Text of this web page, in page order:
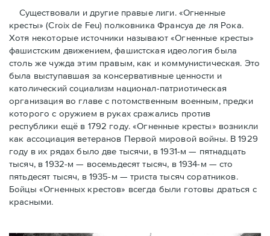
Существовали и другие правые лиги. «Огненные
кресты» (Croix de Feu) полковника Франсуа де ля Рока.
Хотя некоторые источники называют «Огненные крeсты»
фашистским движением, фашистская идеология была
столь же чужда этим правым, как и коммунистическая. Это
была выступавшая за консервативные ценности и
католический социализм национал-патриотическая
организация во главе с потомственным военным, предки
которого с оружием в руках сражались против
республики ещё в 1792 году. «Огненные кресты» возникли
как ассоциация ветеранов Первой мировой войны. В 1929
году в их рядах было две тысячи, в 1931-м — пятнадцать
тысяч, в 1932-м — восемьдесят тысяч, в 1934-м — сто
пятьдесят тысяч, в 1935-м — триста тысяч соратников.
Бойцы «Огненных крестов» всегда были готовы драться с
красными.